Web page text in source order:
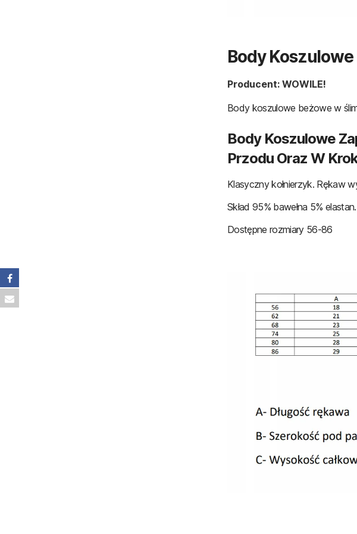
Body
Producent: WOWILE!
Body koszulowe beżowe w
Body Koszulowe
Przodu Oraz W
Klasyczny kołnierzyk. Rękaw
Skład 95% bawełna 5% elastan.
Dostępne rozmiary 56-86